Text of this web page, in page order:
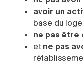
avoir un
base du
ne pas être
et ne pas